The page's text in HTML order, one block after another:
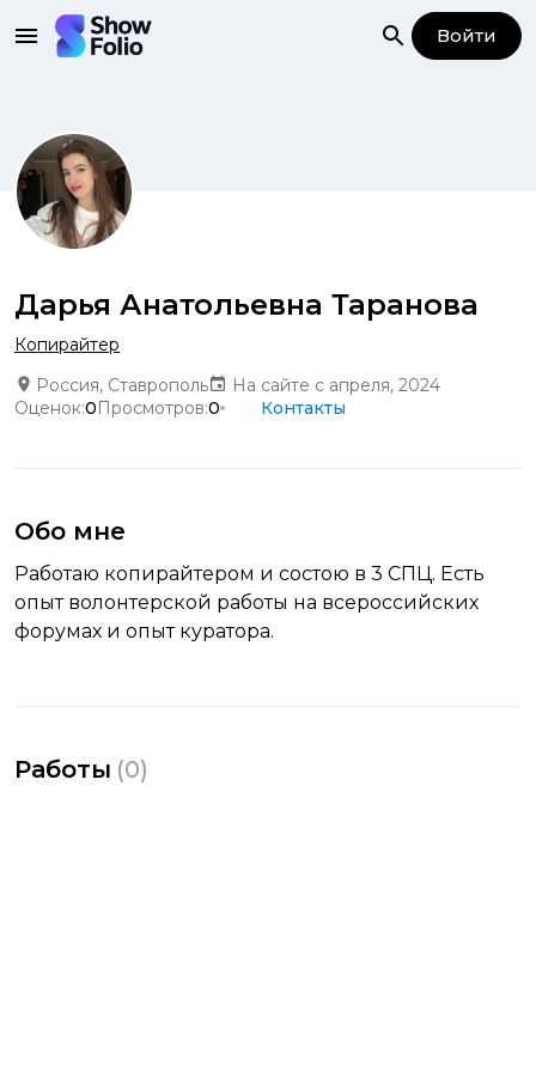
Войти
Дарья Анатольевна Таранова
Копирайтер
Россия, Ставрополь
На сайте с апреля, 2024
Оценок:0Просмотров:0 Контакты
Обо мне
Работаю копирайтером и состою в 3 СПЦ. Есть
опыт волонтерской работы на всероссийских
форумах и опыт куратора.
Работы (0)